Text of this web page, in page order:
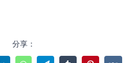
分享：